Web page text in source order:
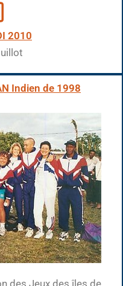
2010
Indien de 1998